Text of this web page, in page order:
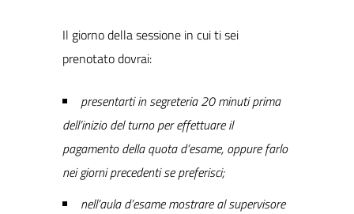
Il giorno della sessione in cui ti sei
prenotato dovrai:
presentarti in segreteria 20 minuti prima
dell’inizio del turno per effettuare il
pagamento della quota d’esame, oppure farlo
nei giorni precedenti se preferisci;
nell’aula d’esame mostrare al supervisore